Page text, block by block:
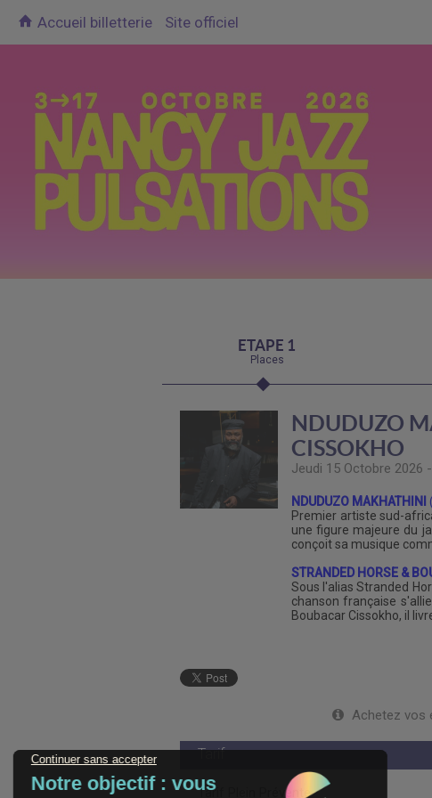
Accueil billetterie Site officiel
ETAPE 1
Places
NDUDUZO
CISSOKHO
Jeudi 15 Octobre 2026
NDUDUZO MAKHATHINI
Premier artiste sud-
une figure majeure du
conçoit sa musique
STRANDED HORSE &
Sous l'alias Stranded
chanson française
Boubacar Cissokho, il
Achetez vos
Tarif
Tarif Plein Prévente